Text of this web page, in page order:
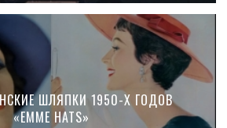
ШЛЯПКИ 1950-Х ГОДОВ
«EMME HATS»